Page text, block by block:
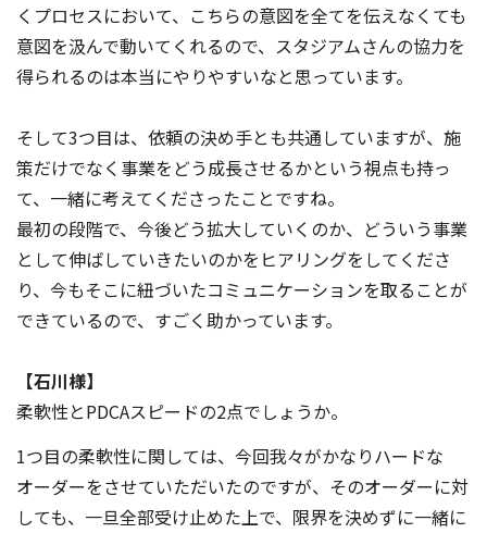
くプロセスにおいて、こちらの意図を全てを伝えなくても
意図を汲んで動いてくれるので、スタジアムさんの協力を
得られるのは本当にやりやすいなと思っています。
そして3つ目は、依頼の決め手とも共通していますが、施
策だけでなく事業をどう成長させるかという視点も持っ
て、一緒に考えてくださったことですね。
最初の段階で、今後どう拡大していくのか、どういう事業
として伸ばしていきたいのかをヒアリングをしてくださ
り、今もそこに紐づいたコミュニケーションを取ることが
できているので、すごく助かっています。
【石川様】
柔軟性とPDCAスピードの2点でしょうか。
1つ目の柔軟性に関しては、今回我々がかなりハードな
オーダーをさせていただいたのですが、そのオーダーに対
しても、一旦全部受け止めた上で、限界を決めずに一緒に